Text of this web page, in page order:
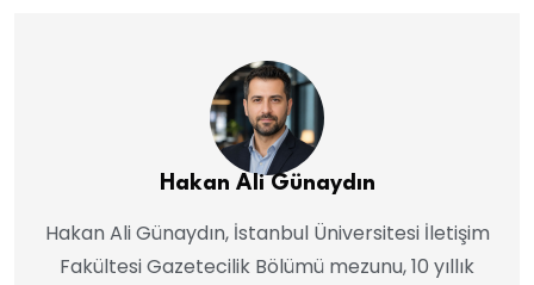
Hakan Ali Günaydın
Hakan Ali Günaydın, İstanbul Üniversitesi İletişim
Fakültesi Gazetecilik Bölümü mezunu, 10 yıllık